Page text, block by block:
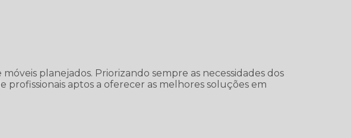
planejados. Priorizando sempre as necessidades dos
profissionais aptos a oferecer as melhores soluções em